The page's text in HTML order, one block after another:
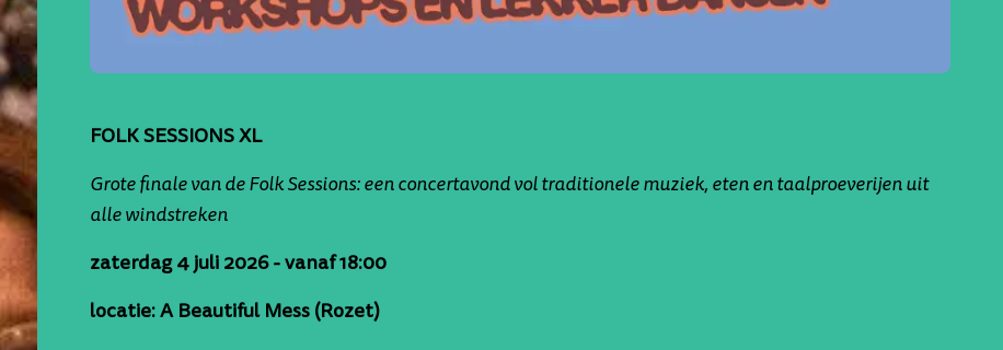
FOLK SESSIONS XL
Grote finale van de Folk Sessions: een concertavond vol traditionele muziek, eten en taalproeverijen uit
alle windstreken
zaterdag 4 juli 2026 - vanaf 18:00
locatie: A Beautiful Mess (Rozet)